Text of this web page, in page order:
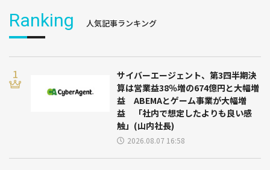
Ranking 人気記事ランキング
サイバーエージェント、第3四半期決
算は営業益38％増の674億円と大幅増
益 ABEMAとゲーム事業が大幅増
益 「社内で想定したよりも良い感
触」(山内社長)
2026.08.07 16:58